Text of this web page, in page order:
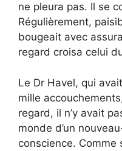
ne pleura pas. Il se
Régulièrement,
bougeait avec
regard croisa celui
Le Dr Havel, qui
mille
regard, il n’y avait
monde d’un
conscience. Comme